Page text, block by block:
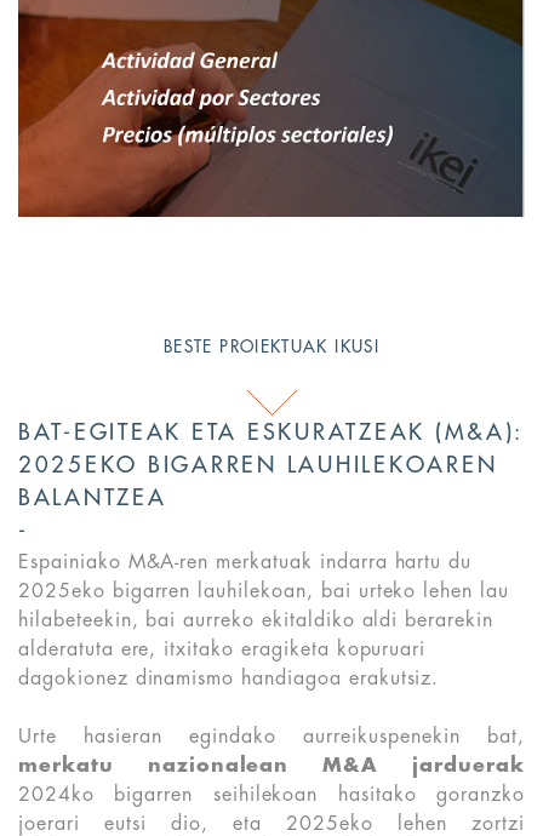
BESTE PROIEKTUAK IKUSI
BAT-EGITEAK ETA ESKURATZEAK (M&A):
2025EKO BIGARREN LAUHILEKOAREN
BALANTZEA
Espainiako M&A-ren merkatuak indarra hartu du
2025eko bigarren lauhilekoan, bai urteko lehen lau
hilabeteekin, bai aurreko ekitaldiko aldi berarekin
alderatuta ere, itxitako eragiketa kopuruari
dagokionez dinamismo handiagoa erakutsiz.
Urte hasieran egindako aurreikuspenekin bat,
merkatu nazionalean M&A jarduerak
2024ko bigarren seihilekoan hasitako goranzko
joerari eutsi dio, eta 2025eko lehen zortzi